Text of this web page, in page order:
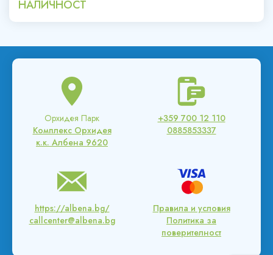
НАЛИЧНОСТ
Орхидея Парк
Комплекс Орхидея
к.к. Албена 9620
+359 700 12 110
0885853337
https://albena.bg/
callcenter@albena.bg
Правила и условия
Политика за
поверителност